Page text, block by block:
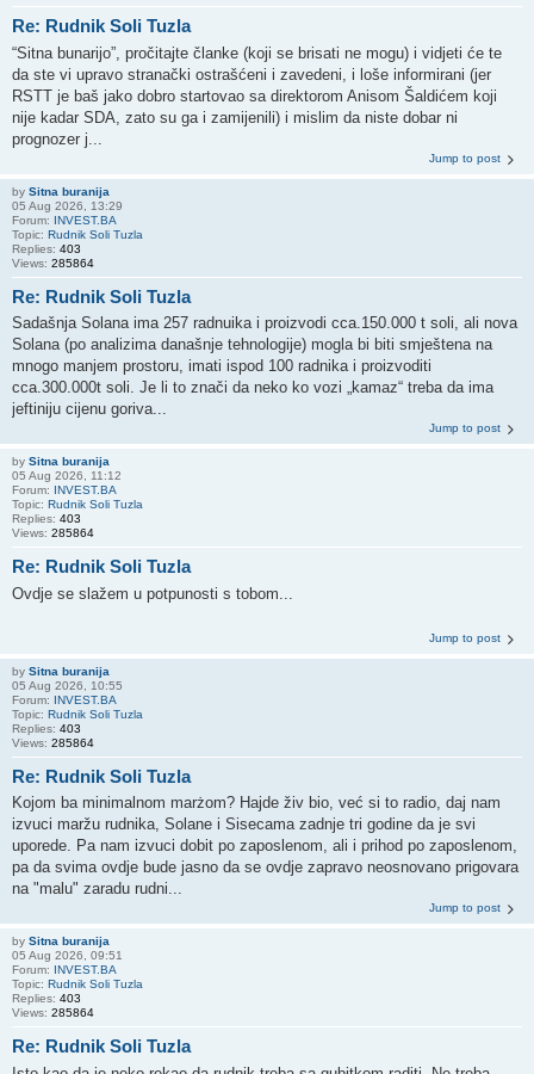
Re: Rudnik Soli Tuzla
“Sitna bunarijo”, pročitajte članke (koji se brisati ne mogu) i vidjeti će te
da ste vi upravo stranački ostrašćeni i zavedeni, i loše informirani (jer
RSTT je baš jako dobro startovao sa direktorom Anisom Šaldićem koji
nije kadar SDA, zato su ga i zamijenili) i mislim da niste dobar ni
prognozer j...
Jump to post
by Sitna buranija
05 Aug 2026, 13:29
Forum: INVEST.BA
Topic: Rudnik Soli Tuzla
Replies: 403
Views: 285864
Re: Rudnik Soli Tuzla
Sadašnja Solana ima 257 radnuika i proizvodi cca.150.000 t soli, ali nova
Solana (po analizima današnje tehnologije) mogla bi biti smještena na
mnogo manjem prostoru, imati ispod 100 radnika i proizvoditi
cca.300.000t soli. Je li to znači da neko ko vozi „kamaz“ treba da ima
jeftiniju cijenu goriva...
Jump to post
by Sitna buranija
05 Aug 2026, 11:12
Forum: INVEST.BA
Topic: Rudnik Soli Tuzla
Replies: 403
Views: 285864
Re: Rudnik Soli Tuzla
Ovdje se slažem u potpunosti s tobom...
Jump to post
by Sitna buranija
05 Aug 2026, 10:55
Forum: INVEST.BA
Topic: Rudnik Soli Tuzla
Replies: 403
Views: 285864
Re: Rudnik Soli Tuzla
Kojom ba minimalnom marżom? Hajde živ bio, već si to radio, daj nam
izvuci maržu rudnika, Solane i Sisecama zadnje tri godine da je svi
uporede. Pa nam izvuci dobit po zaposlenom, ali i prihod po zaposlenom,
pa da svima ovdje bude jasno da se ovdje zapravo neosnovano prigovara
na "malu" zaradu rudni...
Jump to post
by Sitna buranija
05 Aug 2026, 09:51
Forum: INVEST.BA
Topic: Rudnik Soli Tuzla
Replies: 403
Views: 285864
Re: Rudnik Soli Tuzla